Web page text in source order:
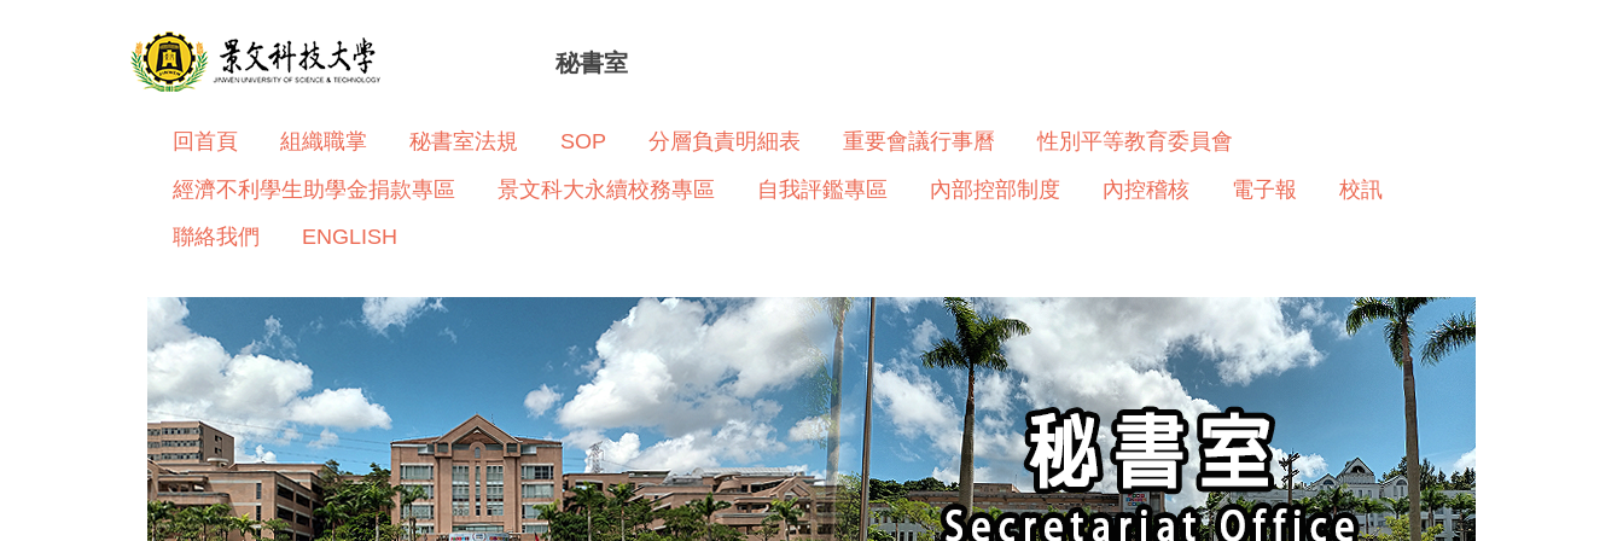
秘書室
回首頁 組織職掌 秘書室法規 SOP 分層負責明細表 重要會議行事曆
性別平等教育委員會
經濟不利學生助學金捐款專區
景文科大永續校務專區 自我評鑑專區 內部控部制度 內控稽核 電子報
校訊
聯絡我們
ENGLISH